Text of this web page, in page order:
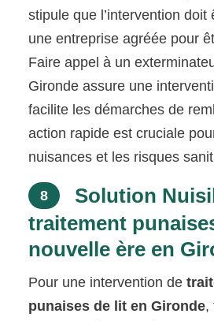
stipule que l’intervention doit
une entreprise agréée pour
Faire appel à un
Gironde assure une
facilite les démarches de
action rapide est cruciale
nuisances et les risques
8
Solution
traitement
nouvelle ère en
Pour une intervention de
punaises de lit en Gironde,